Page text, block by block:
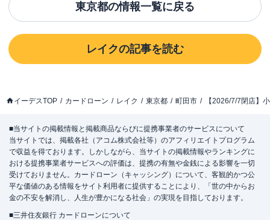
東京都の情報一覧に戻る
レイクの記事を読む
イーデスTOP カードローン レイク 東京都 町田市 【2026/7/7閉店】
■当サイトの掲載情報と掲載商品ならびに提携事業者のサービスについて
当サイトでは、掲載各社（アコム株式会社等）のアフィリエイトプログラム
で収益を得ております。しかしながら、当サイトの掲載情報やランキングに
おける提携事業者サービスへの評価は、提携の有無や金銭による影響を一切
受けておりません。カードローン（キャッシング）について、客観的かつ公
平な価値のある情報をサイト利用者に提供することにより、「世の中からお
金の不安を解消し、人生が豊かになる社会」の実現を目指しております。
■三井住友銀行 カードローンについて